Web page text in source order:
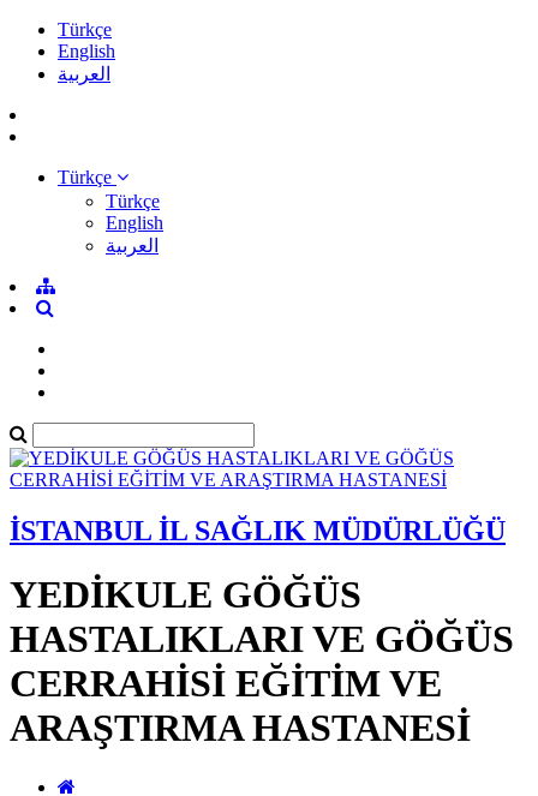
Türkçe
English
العربية
Türkçe
Türkçe
English
العربية
İSTANBUL İL SAĞLIK MÜDÜRLÜĞÜ
YEDİKULE GÖĞÜS
HASTALIKLARI VE GÖĞÜS
CERRAHİSİ EĞİTİM VE
ARAŞTIRMA HASTANESİ